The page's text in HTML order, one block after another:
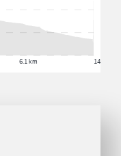
6.1 km 14.6 km